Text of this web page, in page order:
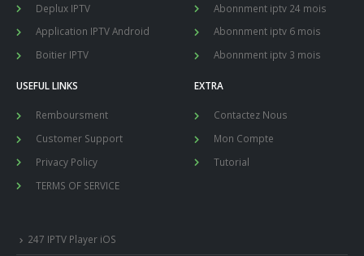
Deplux IPTV
Application IPTV Android
Boitier IPTV
Abonnment iptv 24 mois
Abonnment iptv 6 mois
Abonnment iptv 3 mois
USEFUL LINKS
Remboursment
Customer Support
Privacy Policy
TERMS OF SERVICE
EXTRA
Contactez Nous
Mon Compte
Tutorial
247 IPTV Player iOS